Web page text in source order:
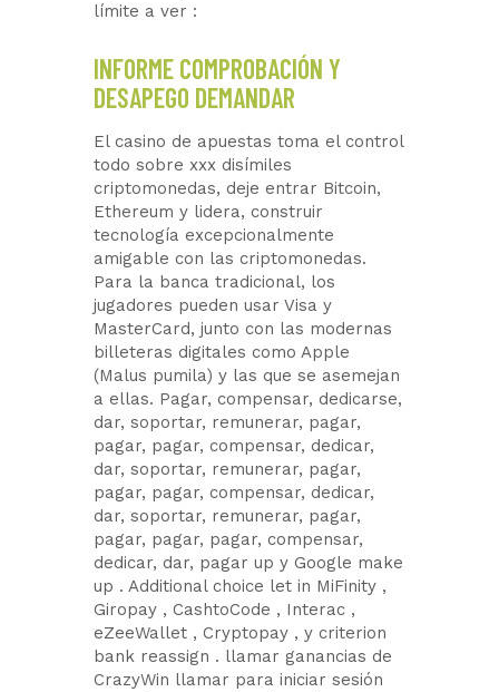
límite a ver :
INFORME COMPROBACIÓN Y
DESAPEGO DEMANDAR
El casino de apuestas toma el control
todo sobre xxx disímiles
criptomonedas, deje entrar Bitcoin,
Ethereum y lidera, construir
tecnología excepcionalmente
amigable con las criptomonedas.
Para la banca tradicional, los
jugadores pueden usar Visa y
MasterCard, junto con las modernas
billeteras digitales como Apple
(Malus pumila) y las que se asemejan
a ellas. Pagar, compensar, dedicarse,
dar, soportar, remunerar, pagar,
pagar, pagar, compensar, dedicar,
dar, soportar, remunerar, pagar,
pagar, pagar, compensar, dedicar,
dar, soportar, remunerar, pagar,
pagar, pagar, pagar, compensar,
dedicar, dar, pagar up y Google make
up . Additional choice let in MiFinity ,
Giropay , CashtoCode , Interac ,
eZeeWallet , Cryptopay , y criterion
bank reassign . llamar ganancias de
CrazyWin llamar para iniciar sesión